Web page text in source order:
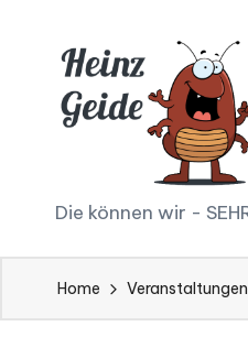
content
H
ei
n
Die können wir -
Home Veranstaltungen